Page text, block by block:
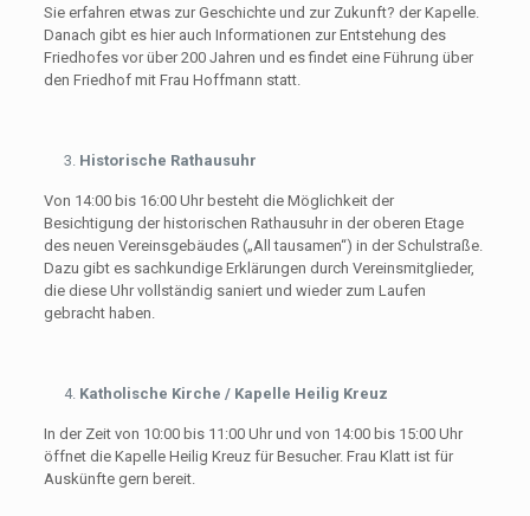
Sie erfahren etwas zur Geschichte und zur Zukunft? der Kapelle.
Danach gibt es hier auch Informationen zur Entstehung des
Friedhofes vor über 200 Jahren und es findet eine Führung über
den Friedhof mit Frau Hoffmann statt.
Historische Rathausuhr
Von 14:00 bis 16:00 Uhr besteht die Möglichkeit der
Besichtigung der historischen Rathausuhr in der oberen Etage
des neuen Vereinsgebäudes („All tausamen“) in der Schulstraße.
Dazu gibt es sachkundige Erklärungen durch Vereinsmitglieder,
die diese Uhr vollständig saniert und wieder zum Laufen
gebracht haben.
Katholische Kirche / Kapelle Heilig Kreuz
In der Zeit von 10:00 bis 11:00 Uhr und von 14:00 bis 15:00 Uhr
öffnet die Kapelle Heilig Kreuz für Besucher. Frau Klatt ist für
Auskünfte gern bereit.